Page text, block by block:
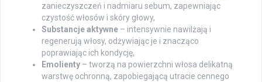
zanieczyszczeń i nadmiaru sebum, zapewniając
czystość włosów i skóry głowy,
Substancje aktywne – intensywnie nawilżają i
regenerują włosy, odżywiając je i znacząco
poprawiając ich kondycję,
Emolienty – tworzą na powierzchni włosa delikatną
warstwę ochronną, zapobiegającą utracie cennego